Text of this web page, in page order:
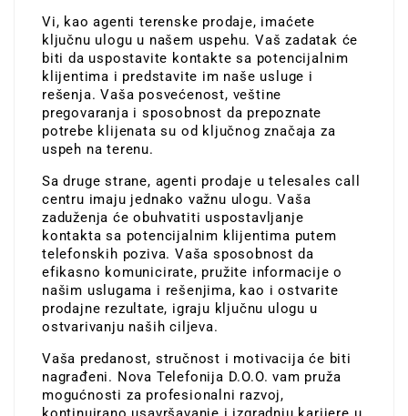
Vi, kao agenti terenske prodaje, imaćete
ključnu ulogu u našem uspehu. Vaš zadatak će
biti da uspostavite kontakte sa potencijalnim
klijentima i predstavite im naše usluge i
rešenja. Vaša posvećenost, veštine
pregovaranja i sposobnost da prepoznate
potrebe klijenata su od ključnog značaja za
uspeh na terenu.
Sa druge strane, agenti prodaje u telesales call
centru imaju jednako važnu ulogu. Vaša
zaduženja će obuhvatiti uspostavljanje
kontakta sa potencijalnim klijentima putem
telefonskih poziva. Vaša sposobnost da
efikasno komunicirate, pružite informacije o
našim uslugama i rešenjima, kao i ostvarite
prodajne rezultate, igraju ključnu ulogu u
ostvarivanju naših ciljeva.
Vaša predanost, stručnost i motivacija će biti
nagrađeni. Nova Telefonija D.O.O. vam pruža
mogućnosti za profesionalni razvoj,